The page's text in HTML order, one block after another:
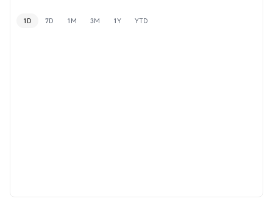
1D 7D 1M 3M 1Y YTD